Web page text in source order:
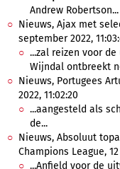
Andrew Robertson...
Nieuws, Ajax met
september 2022,
...zal reizen voor
Wijndal ontbreekt
Nieuws, Portugees
2022, 11:02:20
...aangesteld als
de...
Nieuws, Absoluut
Champions League,
...Anfield voor de